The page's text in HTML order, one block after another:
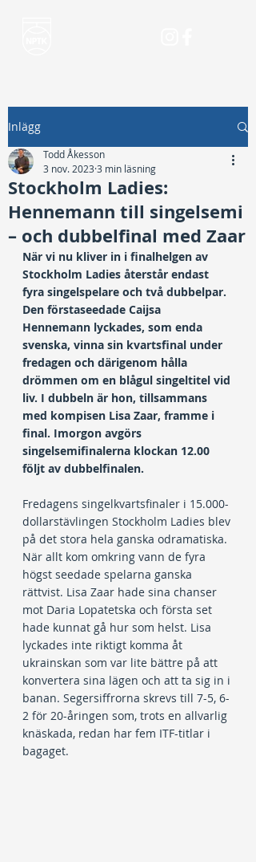
Inlägg
Stockholm Ladies:
Hennemann till singelsemi
– och dubbelfinal med Zaar
Todd Åkesson
3 nov. 2023 3 min läsning
När vi nu kliver in i finalhelgen av
Stockholm Ladies återstår endast
fyra singelspelare och två dubbelpar.
Den förstaseedade Caijsa
Hennemann lyckades, som enda
svenska, vinna sin kvartsfinal under
fredagen och därigenom hålla
drömmen om en blågul singeltitel vid
liv. I dubbeln är hon, tillsammans
med kompisen Lisa Zaar, framme i
final. Imorgon avgörs
singelsemifinalerna klockan 12.00
följt av dubbelfinalen.
Fredagens singelkvartsfinaler i 15.000-
dollarstävlingen Stockholm Ladies blev
på det stora hela ganska odramatiska.
När allt kom omkring vann de fyra
högst seedade spelarna ganska
rättvist. Lisa Zaar hade sina chanser
mot Daria Lopatetska och första set
hade kunnat gå hur som helst. Lisa
lyckades inte riktigt komma åt
ukrainskan som var lite bättre på att
konvertera sina lägen och att ta sig in i
banan. Segersiffrorna skrevs till 7-5, 6-
2 för 20-åringen som, trots en allvarlig
knäskada, redan har fem ITF-titlar i
bagaget.